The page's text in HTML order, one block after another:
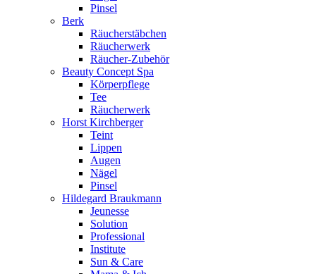
Pinsel
Berk
Räucherstäbchen
Räucherwerk
Räucher-Zubehör
Beauty Concept Spa
Körperpflege
Tee
Räucherwerk
Horst Kirchberger
Teint
Lippen
Augen
Nägel
Pinsel
Hildegard Braukmann
Jeunesse
Solution
Professional
Institute
Sun & Care